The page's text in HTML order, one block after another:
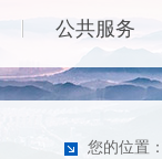
|
公共服务
您的位置：